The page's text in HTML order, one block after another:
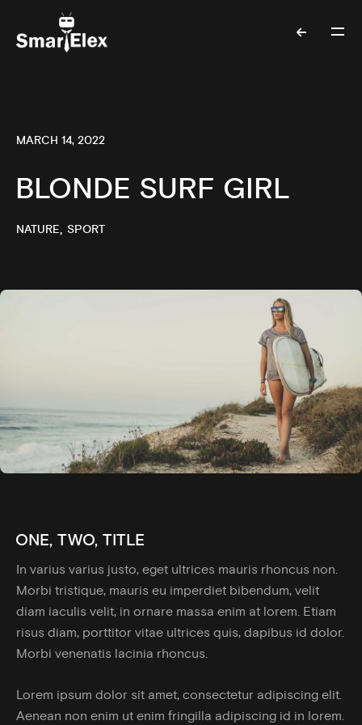
MARCH 14, 2022
BLONDE SURF GIRL
NATURE SPORT
ONE, TWO, TITLE
In varius varius justo, eget ultrices mauris rhoncus non.
Morbi tristique, mauris eu imperdiet bibendum, velit
diam iaculis velit, in ornare massa enim at lorem. Etiam
risus diam, porttitor vitae ultrices quis, dapibus id dolor.
Morbi venenatis lacinia rhoncus.
Lorem ipsum dolor sit amet, consectetur adipiscing elit.
Aenean non enim ut enim fringilla adipiscing id in lorem.